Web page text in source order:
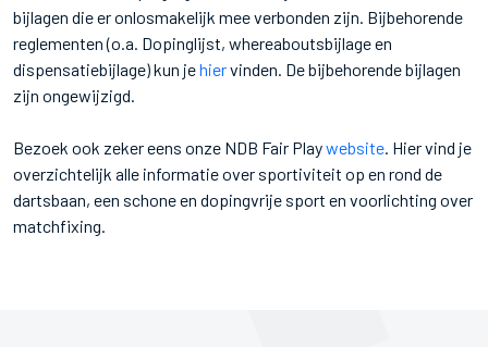
bijlagen die er onlosmakelijk mee verbonden zijn. Bijbehorende
reglementen (o.a. Dopinglijst, whereaboutsbijlage en
dispensatiebijlage) kun jehiervinden. De bijbehorende bijlagen
zijn ongewijzigd.
Bezoek ook zeker eens onze NDB Fair Playwebsite . Hier vind je
overzichtelijk alle informatie over sportiviteit op en rond de
dartsbaan, een schone en dopingvrije sport en voorlichting over
matchfixing.